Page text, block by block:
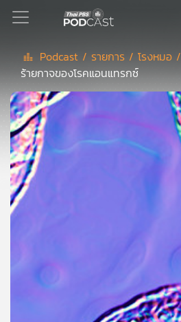
Podcast
เพล
ย์
ลิ
สต์
แนะนำ
Podcast / รายการ /โรงหมอ /
ร้ายกาจของโรคแอนแทรกซ์